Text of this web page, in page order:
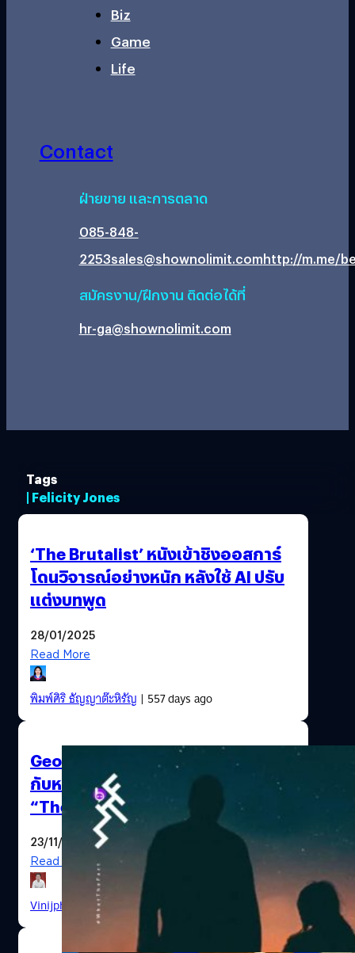
Biz
Game
Life
Contact
ฝ่ายขาย และการตลาด
085-848-
2253sales@shownolimit.comhttp://m.me/
สมัครงาน/ฝึกงาน ติดต่อได้ที่
hr-ga@shownolimit.com
Tags
| Felicity Jones
‘The Brutalist’ หนังเข้าชิงออสการ์
โดนวิจารณ์อย่างหนัก หลังใช้ AI ปรับ
แต่งบทพูด
28/01/2025
Read More
พิมพ์ศิริ ธัญญาต๊ะหิรัญ | 557 days ago
George Clooney เตรียมชิงออสการ์
กับหนังไซไฟอวกาศของ Netflix
“The Midnight Sky”
23/11/2020
Read More
Vinijphat Kanyapong | 2084 days ago